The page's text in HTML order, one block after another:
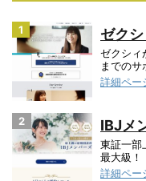
1 ゼク
ゼクシィ
までのサ
詳細ペー
2 IBJメ
東証一部
最大級！
詳細ペー